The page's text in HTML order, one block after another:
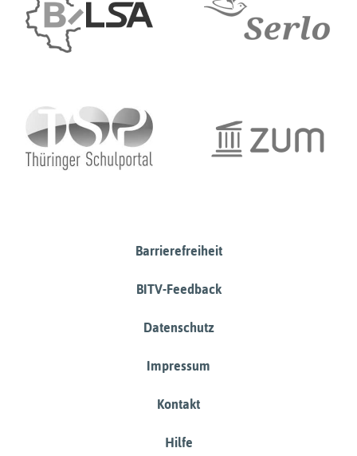
Barrierefreiheit
BITV-Feedback
Datenschutz
Impressum
Kontakt
Hilfe